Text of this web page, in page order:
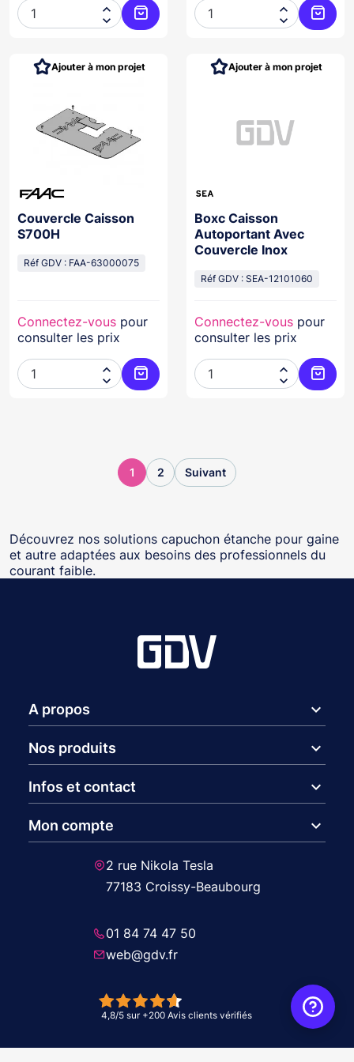


Ajouter au panier


Couvercle Caisson
S700H
Réf GDV : FAA-63000075
Connectez-vous pour
consulter les prix


Ajouter au panier
Ajouter à mon projet
Boxc Caisson
Autoportant Avec
Couvercle Inox
Réf GDV : SEA-12101060
Connectez-vous pour
consulter les prix


Ajouter à mon projet
1 2 Suivant
Découvrez nos solutions capuchon étanche pour gaine
et autre adaptées aux besoins des professionnels du
courant faible.
A propos expand_more
Nos produits expand_more
Infos et contact expand_more
Mon compte expand_more
2 rue Nikola Tesla
77183 Croissy-Beaubourg
01 84 74 47 50
web@gdv.fr